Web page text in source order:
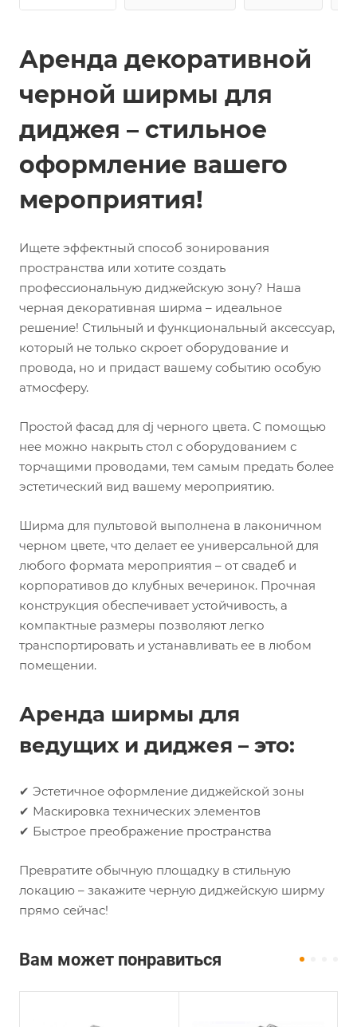
Аренда декоративной
черной ширмы для
диджея – стильное
оформление вашего
мероприятия!
Ищете эффектный способ зонирования
пространства или хотите создать
профессиональную диджейскую зону? Наша
черная декоративная ширма – идеальное
решение! Стильный и функциональный аксессуар,
который не только скроет оборудование и
провода, но и придаст вашему событию особую
атмосферу.
Простой фасад для dj черного цвета. С помощью
нее можно накрыть стол с оборудованием с
торчащими проводами, тем самым предать более
эстетический вид вашему мероприятию.
Ширма для пультовой выполнена в лаконичном
черном цвете, что делает ее универсальной для
любого формата мероприятия – от свадеб и
корпоративов до клубных вечеринок. Прочная
конструкция обеспечивает устойчивость, а
компактные размеры позволяют легко
транспортировать и устанавливать ее в любом
помещении.
Аренда ширмы для
ведущих и диджея – это:
✔ Эстетичное оформление диджейской зоны
✔ Маскировка технических элементов
✔ Быстрое преображение пространства
Превратите обычную площадку в стильную
локацию – закажите черную диджейскую ширму
прямо сейчас!
Вам может понравиться